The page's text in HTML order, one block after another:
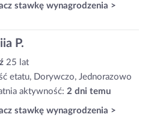
stawkę wynagrodzenia >
P.
25 lat
etatu, Dorywczo, Jednorazowo
aktywność: 2 dni temu
stawkę wynagrodzenia >